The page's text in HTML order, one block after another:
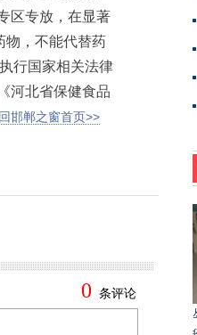
区专放，在显著
物，不能代替药
行国家相关法律
河北省保健食品
邯郸之窗首页>>